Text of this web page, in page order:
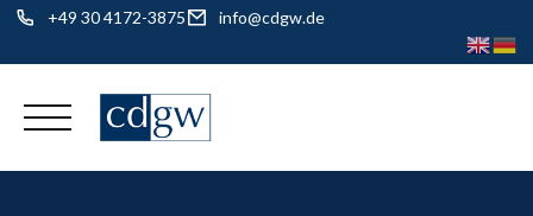
+49 30 4172-3875 info@cdgw.de
Skip